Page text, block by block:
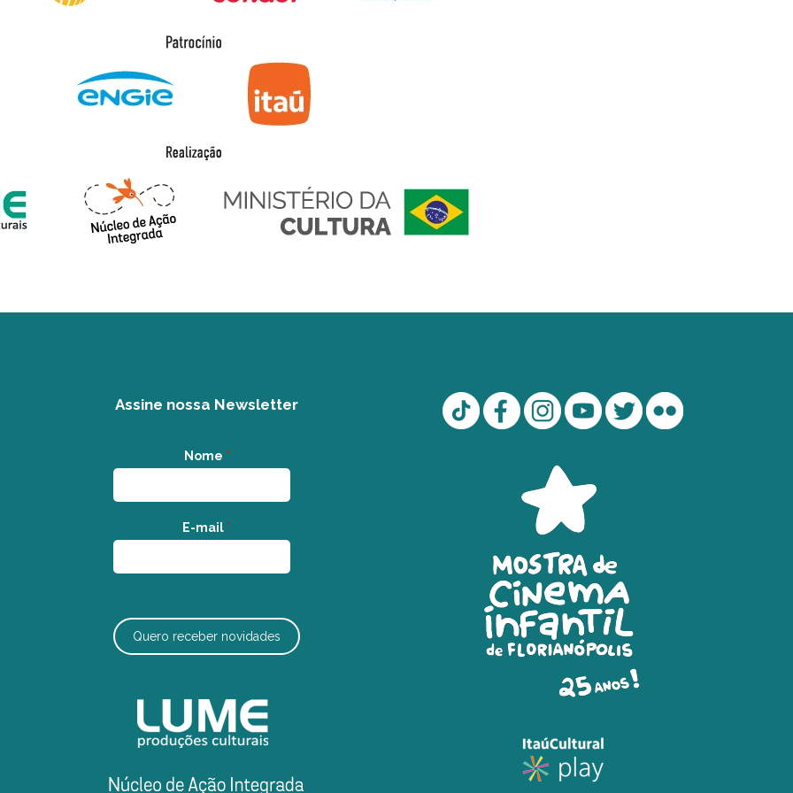
Assine nossa Newsletter
Nome *
E-mail *
Quero receber novidades